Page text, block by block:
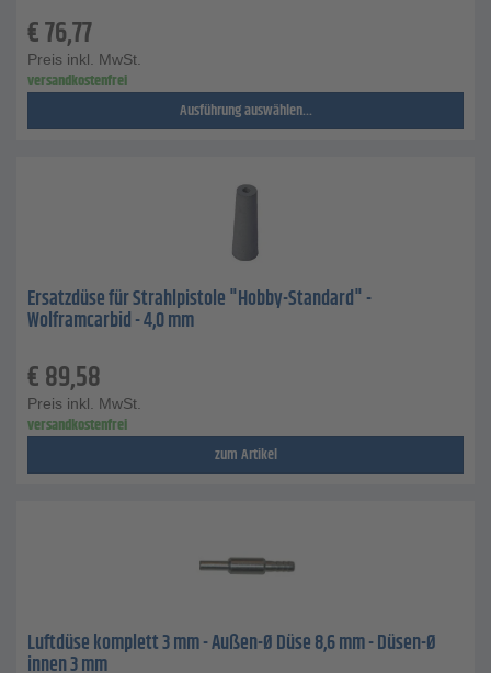
€76,77
Preis inkl. MwSt.
versandkostenfrei
Ausführung auswählen...
Ersatzdüse für Strahlpistole "Hobby-Standard" -
Wolframcarbid - 4,0 mm
€89,58
Preis inkl. MwSt.
versandkostenfrei
zum Artikel
Luftdüse komplett 3 mm - Außen-Ø Düse 8,6 mm - Düsen-Ø
innen 3 mm